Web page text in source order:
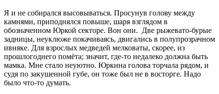
Я и не собирался высовываться. Просунув голову между
камнями, приподнялся повыше, шаря взглядом в
обозначенном Юркой секторе. Вон они. Две рыжевато-бурые
задницы, неуклюже покачиваясь, двигались в полупрозрачном
ивняке. Для взрослых медведей мелковаты, скорее, из
прошлогоднего помёта; значит, где-то недалеко должна быть
мамка. Мне стало неуютно. Юркина голова торчала рядом, и
судя по закушенной губе, он тоже был не в восторге. Надо
было что-то думать.